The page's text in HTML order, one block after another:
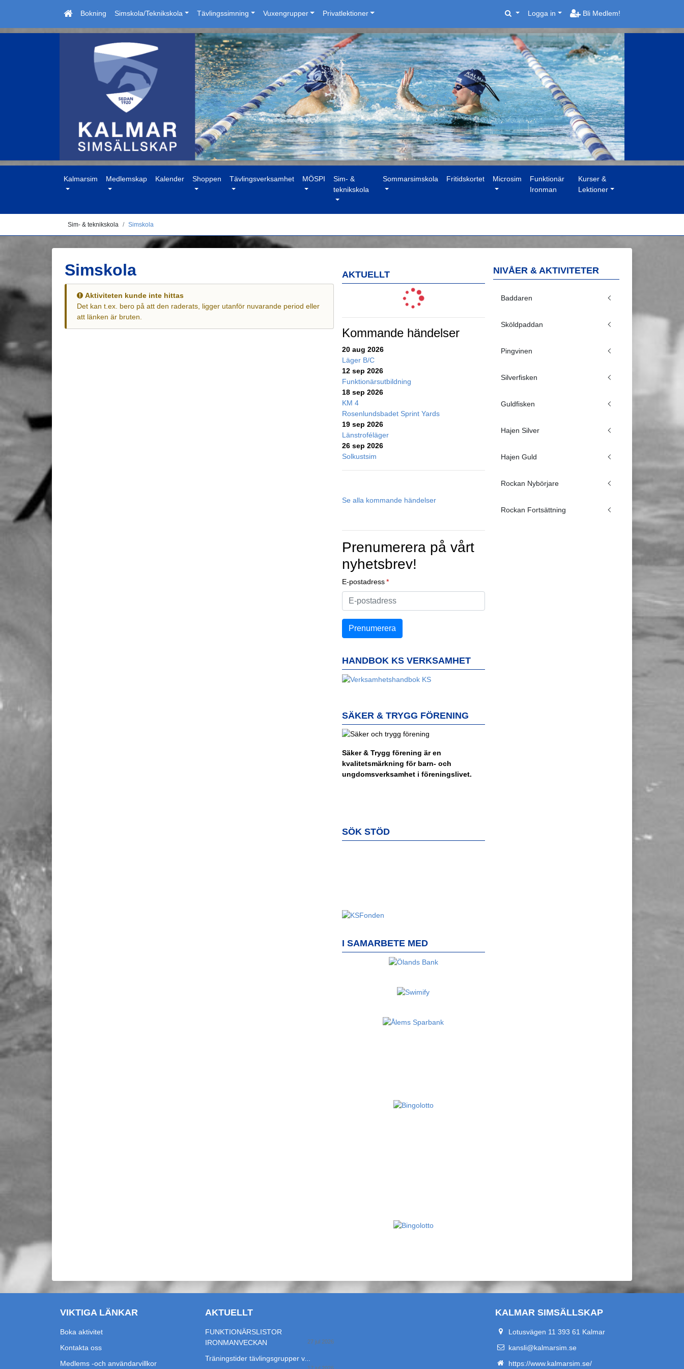
Bokning Simskola/Teknikskola Tävlingssimning Vuxengrupper Privatlektioner Logga in Bli Medlem!
Kalmarsim Medlemskap Kalender Shoppen Tävlingsverksamhet MÖSPI
Sim- &
teknikskola
Sommarsimskola Fritidskortet Microsim
Funktionär
Ironman
Kurser &
Lektioner
Sim- & teknikskola Simskola
AKTUELLT
Kommande händelser
20 aug 2026
Läger B/C
12 sep 2026
Funktionärsutbildning
18 sep 2026
KM 4
Rosenlundsbadet Sprint Yards
19 sep 2026
Länstroféläger
26 sep 2026
Solkustsim
Se alla kommande händelser
Prenumerera på vårt
nyhetsbrev!
E-postadress
HANDBOK KS VERKSAMHET
SÄKER & TRYGG FÖRENING
Säker & Trygg förening är en
kvalitetsmärkning för barn- och
ungdomsverksamhet i föreningslivet.
SÖK STÖD
I SAMARBETE MED
Simskola
Aktiviteten kunde inte hittas
Det kan t.ex. bero på att den raderats, ligger utanför nuvarande period eller
att länken är bruten.
NIVÅER & AKTIVITETER
Baddaren
Sköldpaddan
Pingvinen
Silverfisken
Guldfisken
Hajen Silver
Hajen Guld
Rockan Nybörjare
Rockan Fortsättning
VIKTIGA LÄNKAR
Boka aktivitet
Kontakta oss
Medlems -och användarvillkor
AKTUELLT
FUNKTIONÄRSLISTOR
IRONMANVECKAN
27 jul 2026
Träningstider tävlingsgrupper v...
KALMAR SIMSÄLLSKAP
Lotusvägen 11 393 61 Kalmar
kansli@kalmarsim.se
https://www.kalmarsim.se/